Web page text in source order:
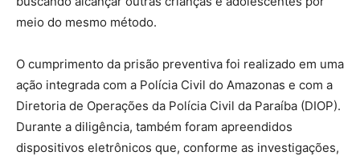
meio do mesmo método.
O cumprimento da prisão preventiva foi realizado em uma
ação integrada com a Polícia Civil do Amazonas e com a
Diretoria de Operações da Polícia Civil da Paraíba (DIOP).
Durante a diligência, também foram apreendidos
dispositivos eletrônicos que, conforme as investigações,